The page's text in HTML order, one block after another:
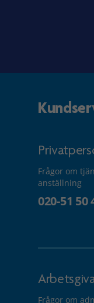
Frågor om
anställning
020-51 50
Frågor om